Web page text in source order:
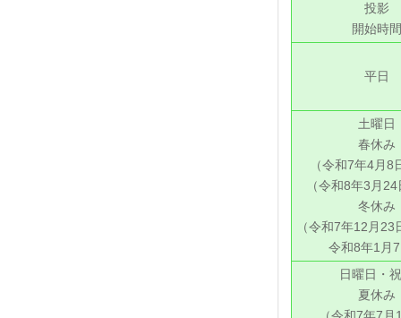
投影
開始時間
平日
土曜日
春休み
（令和7年4月8
（令和8年3月
冬休み
（令和7年12
令和8年1月
日曜日・
夏休み